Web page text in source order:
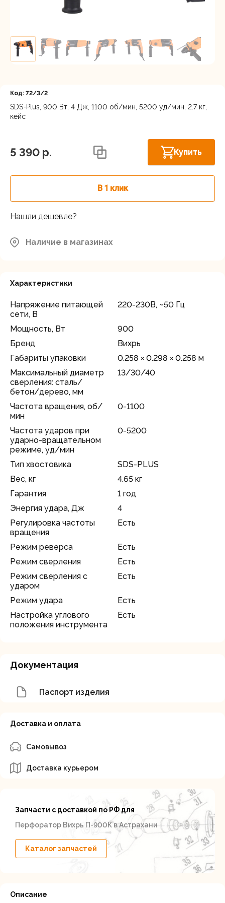
Код: 72/3/2
SDS-Plus, 900 Вт, 4 Дж, 1100 об/мин, 5200 уд/мин, 2.7 кг,
кейс
5 390 p. Купить
В 1 клик
Нашли дешевле?
Наличие в магазинах
Характеристики
Напряжение питающей
сети, В
220-230В, ~50 Гц
Мощность, Вт
900
Бренд
Вихрь
Габариты упаковки
0.258 × 0.298 × 0.258 м
Максимальный диаметр
сверления: сталь/
бетон/дерево, мм
13/30/40
Частота вращения, об/
мин
0-1100
Частота ударов при
ударно-вращательном
режиме, уд/мин
0-5200
Тип хвостовика
SDS-PLUS
Вес, кг
4.65 кг
Гарантия
1 год
Энергия удара, Дж
4
Регулировка частоты
вращения
Есть
Режим реверса
Есть
Режим сверления
Есть
Режим сверления с
ударом
Есть
Режим удара
Есть
Настройка углового
положения инструмента
Есть
Документация
Паспорт изделия
Доставка и оплата
Самовывоз
Доставка курьером
Запчасти с доставкой по РФ для
Перфоратор Вихрь П-900К в Астрахани
Каталог запчастей
Описание